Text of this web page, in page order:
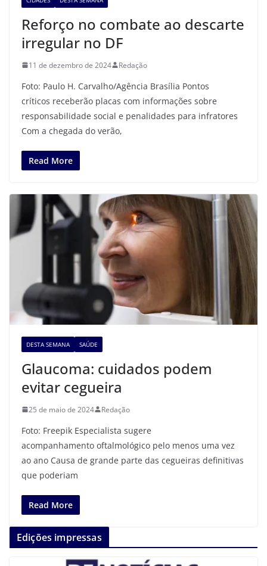
Reforço no combate ao descarte
irregular no DF
11 de dezembro de 2024 Redação
Foto: Paulo H. Carvalho/Agência Brasília Pontos
críticos receberão placas com informações sobre
responsabilidade social e penalidades para infratores
Com a chegada do verão,
Read More
DESTA SEMANA SAÚDE
Glaucoma: cuidados podem
evitar cegueira
25 de maio de 2024 Redação
Foto: Freepik Especialista sugere
acompanhamento oftalmológico pelo menos uma vez
ao ano Causa de grande parte das cegueiras definitivas
que poderiam
Read More
Edições impressas